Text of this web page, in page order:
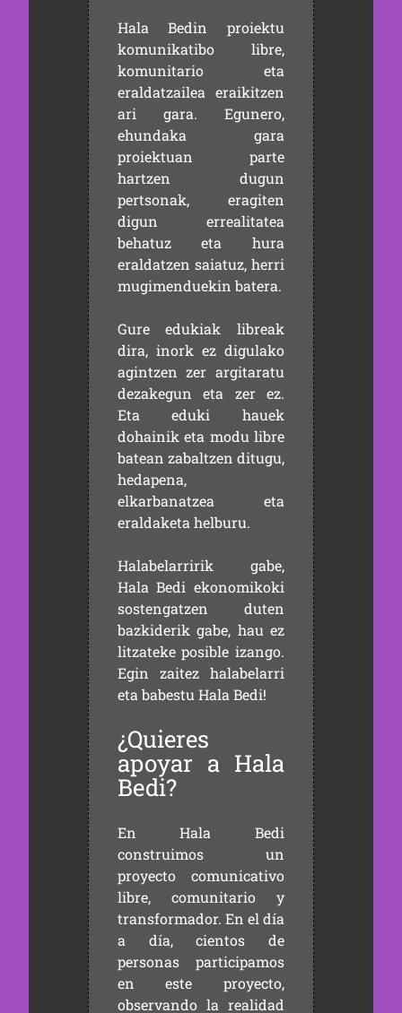
Hala Bedin proiektu
komunikatibo libre,
komunitario eta
eraldatzailea eraikitzen
ari gara. Egunero,
ehundaka gara
proiektuan parte
hartzen dugun
pertsonak, eragiten
digun errealitatea
behatuz eta hura
eraldatzen saiatuz, herri
mugimenduekin batera.
Gure edukiak libreak
dira, inork ez digulako
agintzen zer argitaratu
dezakegun eta zer ez.
Eta eduki hauek
dohainik eta modu libre
batean zabaltzen ditugu,
hedapena,
elkarbanatzea eta
eraldaketa helburu.
Halabelarririk gabe,
Hala Bedi ekonomikoki
sostengatzen duten
bazkiderik gabe, hau ez
litzateke posible izango.
Egin zaitez halabelarri
eta babestu Hala Bedi!
¿Quieres
apoyar a Hala
Bedi?
En Hala Bedi
construimos un
proyecto comunicativo
libre, comunitario y
transformador. En el día
a día, cientos de
personas participamos
en este proyecto,
observando la realidad